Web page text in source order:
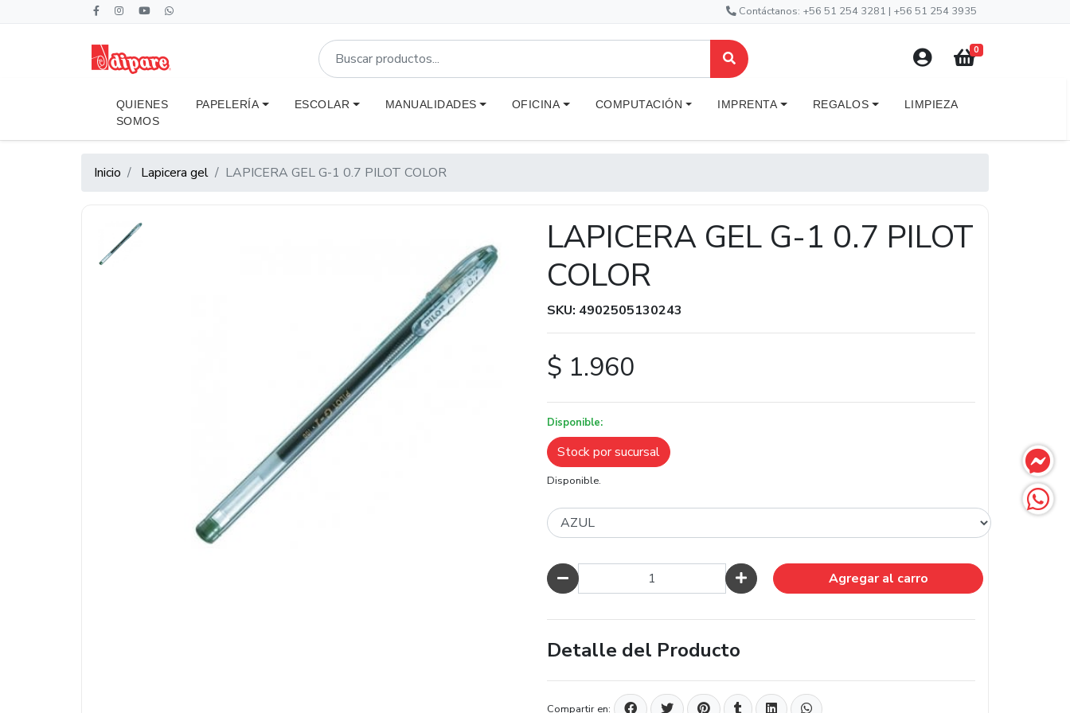
Contáctanos: +56 51 254 3281 | +56 51 254 3935
0
QUIENES
SOMOS
PAPELERÍA ESCOLAR MANUALIDADES OFICINA COMPUTACIÓN IMPRENTA REGALOS LIMPIEZA
Inicio Lapicera gel LAPICERA GEL G-1 0.7 PILOT COLOR
LAPICERA GEL G-1 0.7 PILOT
COLOR
SKU: 4902505130243
$ 1.960
Disponible:
Stock por sucursal
Disponible.
Cantidad Agregar al carro
Detalle del Producto
Compartir en: